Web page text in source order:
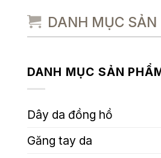
DANH MỤC SẢN
DANH MỤC SẢN
Dây da đồng hồ
Găng tay da